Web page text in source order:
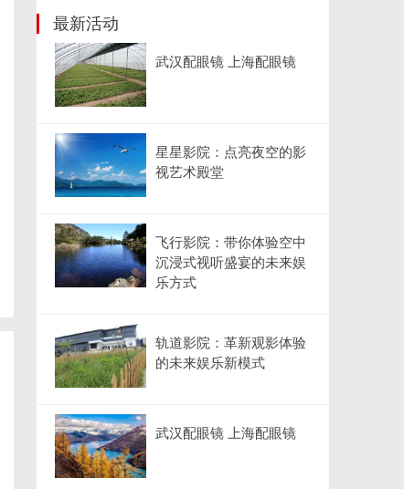
最新活动
武汉配眼镜 上海配眼镜
星星影院：点亮夜空的影
视艺术殿堂
飞行影院：带你体验空中
沉浸式视听盛宴的未来娱
乐方式
轨道影院：革新观影体验
的未来娱乐新模式
武汉配眼镜 上海配眼镜